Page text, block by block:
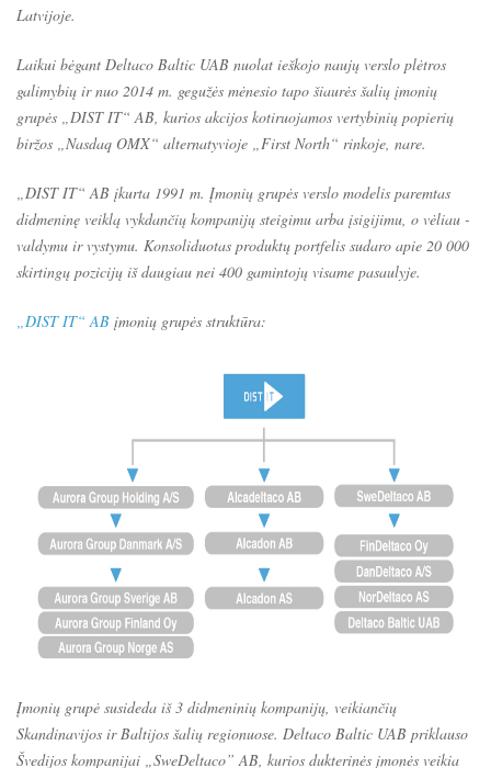
Latvijoje.
Laikui bėgant Deltaco Baltic UAB nuolat ieškojo naujų verslo plėtros
galimybių ir nuo 2014 m. gegužės mėnesio tapo šiaurės šalių įmonių
grupės „DIST IT“ AB, kurios akcijos kotiruojamos vertybinių popierių
biržos „Nasdaq OMX“ alternatyvioje „First North“ rinkoje, nare.
„DIST IT“ AB įkurta 1991 m. Įmonių grupės verslo modelis paremtas
didmeninę veiklą vykdančių kompanijų steigimu arba įsigijimu, o vėliau -
valdymu ir vystymu. Konsoliduotas produktų portfelis sudaro apie 20 000
skirtingų pozicijų iš daugiau nei 400 gamintojų visame pasaulyje.
„DIST IT“ AB įmonių grupės struktūra:
Įmonių grupė susideda iš 3 didmeninių kompanijų, veikiančių
Skandinavijos ir Baltijos šalių regionuose. Deltaco Baltic UAB priklauso
Švedijos kompanijai „SweDeltaco” AB, kurios dukterinės įmonės veikia